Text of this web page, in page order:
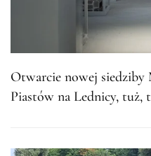
Otwarcie nowej siedziby
Piastów na Lednicy, tuż,